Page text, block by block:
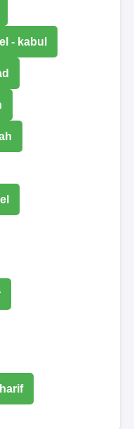
- kabul